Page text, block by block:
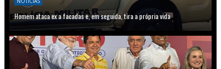
Homem ataca ex a facadas e, em seguida, tira a própria vida